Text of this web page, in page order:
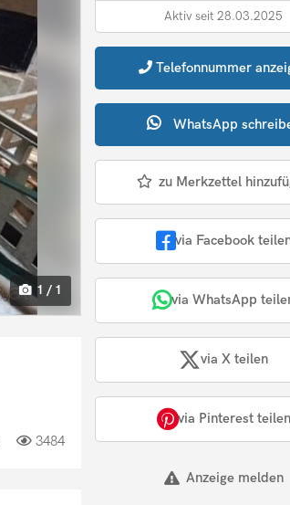
1 / 1
3484
Aktiv seit 28.03.2025
Telefonnummer
WhatsApp
zu Merkzettel
via Facebook
via WhatsApp
via X teilen
via Pinterest teilen
Anzeige melden